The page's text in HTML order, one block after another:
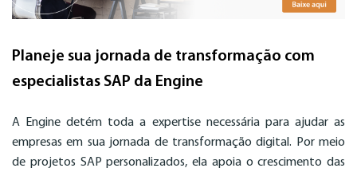
Planeje sua jornada de transformação com
especialistas SAP da Engine
A Engine detém toda a expertise necessária para ajudar as
empresas em sua jornada de transformação digital. Por meio
de projetos SAP personalizados, ela apoia o crescimento das